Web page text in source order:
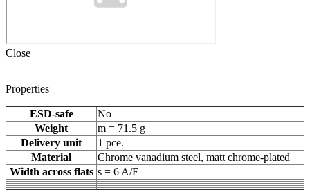
Close
Properties
ESD-safe
No
Weight
m = 71.5 g
Delivery unit
1 pce.
Material
Chrome vanadium steel, matt chrome-plated
Width across flats s = 6 A/F